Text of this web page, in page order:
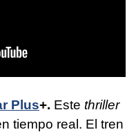
Plus+. Este thriller
tiempo real. El tren